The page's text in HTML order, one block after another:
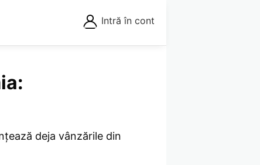
Intră în cont
deja vânzările din